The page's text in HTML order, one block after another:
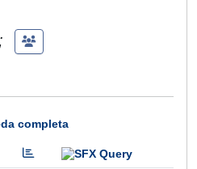
;
completa